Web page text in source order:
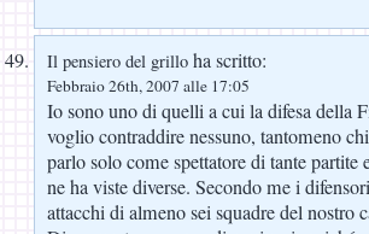
Il pensiero del grillo ha scritto:
Febbraio 26th, 2007 alle 17:05
Io sono uno di quelli a cui la difesa della
voglio contraddire nessuno, tantomeno
parlo solo come spettatore di tante
ne ha viste diverse. Secondo me i
attacchi di almeno sei squadre del nostro